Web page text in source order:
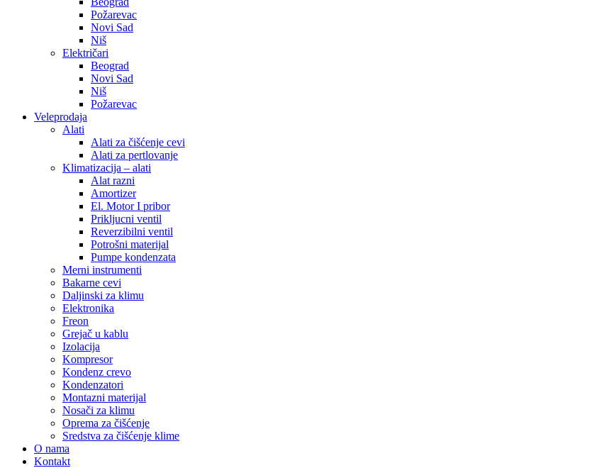
Požarevac
Novi Sad
Niš
Električari
Beograd
Novi Sad
Niš
Požarevac
Veleprodaja
Alati
Alati za čišćenje cevi
Alati za pertlovanje
Klimatizacija – alati
Alat razni
Amortizer
El. Motor I pribor
Prikljucni ventil
Reverzibilni ventil
Potrošni materijal
Pumpe kondenzata
Merni instrumenti
Bakarne cevi
Daljinski za klimu
Elektronika
Freon
Grejač u kablu
Izolacija
Kompresor
Kondenz crevo
Kondenzatori
Montazni materijal
Nosači za klimu
Oprema za čišćenje
Sredstva za čišćenje klime
O nama
Kontakt